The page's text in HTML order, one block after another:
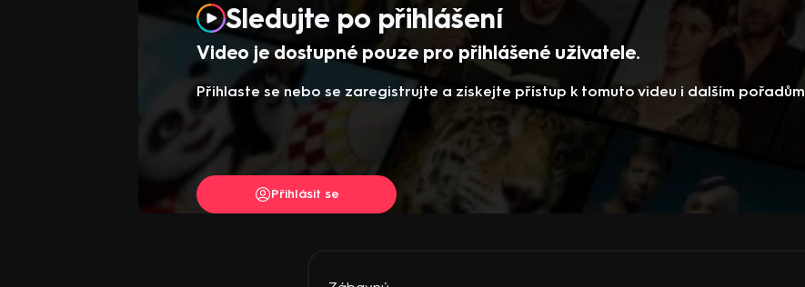
Video je dostupné pouze pro přihlášené uživatele.
Sledujte po přihlášení
Přihlaste se nebo se zaregistrujte a získejte přístup k tomuto videu i dalším pořadům
Přihlásit se